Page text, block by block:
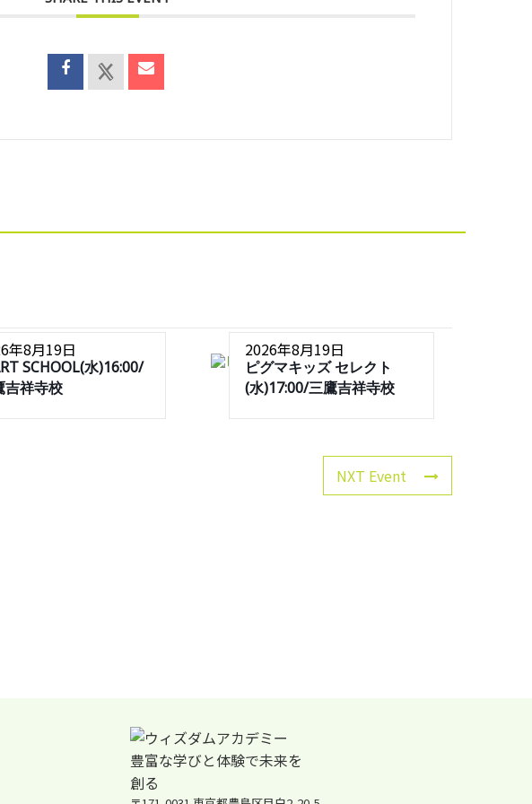
年8月19日
SCHOOL(水)16:00/
吉祥寺校
2026年8月19日
ピグマキッズ セレクト
(水)17:00/三鷹吉祥寺校
NXT Event